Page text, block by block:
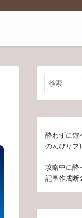
酔わずに遊
のんびり
攻略中に酔
記事作成断